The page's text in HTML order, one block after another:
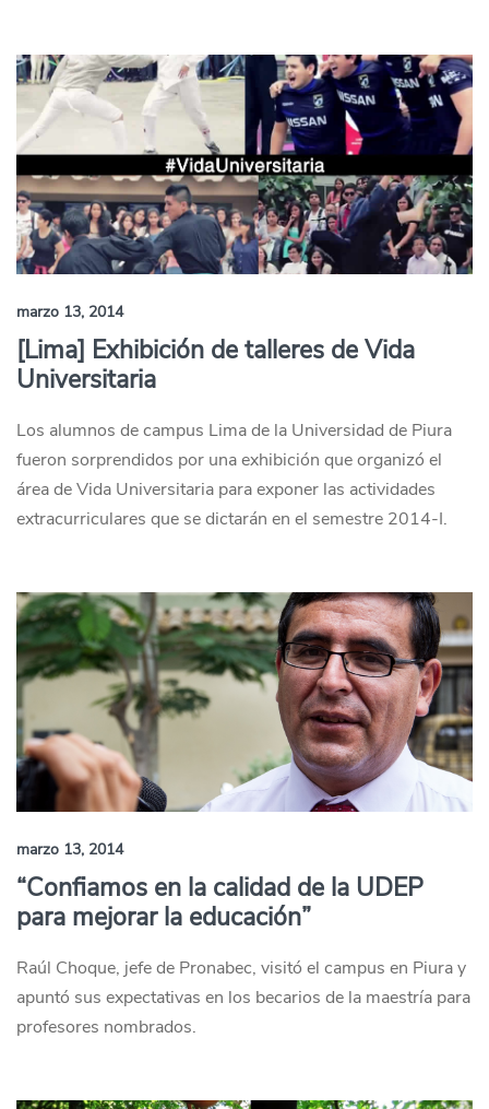
marzo 13, 2014
[Lima] Exhibición de talleres de Vida
Universitaria
Los alumnos de campus Lima de la Universidad de Piura
fueron sorprendidos por una exhibición que organizó el
área de Vida Universitaria para exponer las actividades
extracurriculares que se dictarán en el semestre 2014-I.
marzo 13, 2014
“Confiamos en la calidad de la UDEP
para mejorar la educación”
Raúl Choque, jefe de Pronabec, visitó el campus en Piura y
apuntó sus expectativas en los becarios de la maestría para
profesores nombrados.